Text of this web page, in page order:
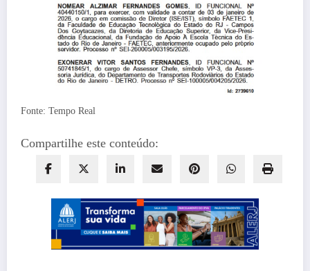
Fonte: Tempo Real
Compartilhe este conteúdo: